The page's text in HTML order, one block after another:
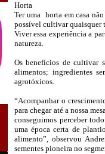
Horta
Ter uma horta em casa
possível cultivar quaisquer
Viver essa experiência a
natureza.
Os benefícios de cultivar
alimentos; ingredientes
agrotóxicos.
“Acompanhar o
para chegar até a nossa
conseguimos perceber
uma época certa de
alimento”, observou
sementes pioneira no